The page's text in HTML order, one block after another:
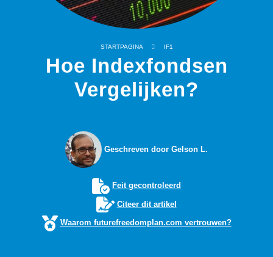
STARTPAGINA IF1
Hoe Indexfondsen
Vergelijken?
Geschreven door Gelson L.
Feit gecontroleerd
Citeer dit artikel
Waarom futurefreedomplan.com vertrouwen?